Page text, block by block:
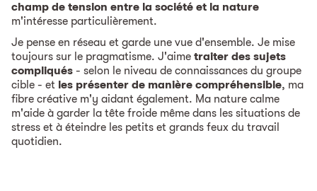
champ de tension entre la société et la nature
m'intéresse particulièrement.
Je pense en réseau et garde une vue d'ensemble. Je mise
toujours sur le pragmatisme. J'aime traiter des sujets
compliqués - selon le niveau de connaissances du groupe
cible - et les présenter de manière compréhensible, ma
fibre créative m'y aidant également. Ma nature calme
m'aide à garder la tête froide même dans les situations de
stress et à éteindre les petits et grands feux du travail
quotidien.